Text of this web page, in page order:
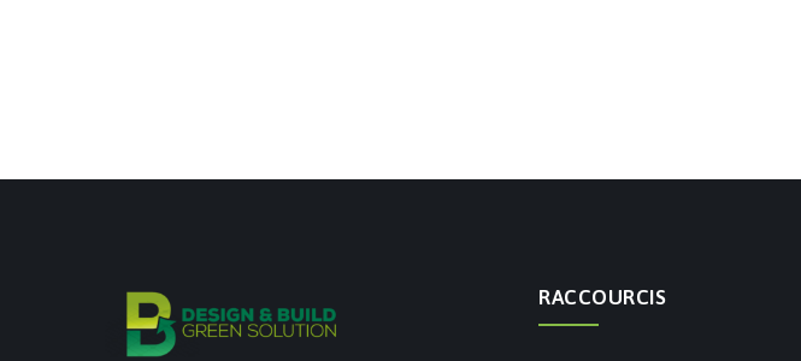
RACCOURCIS